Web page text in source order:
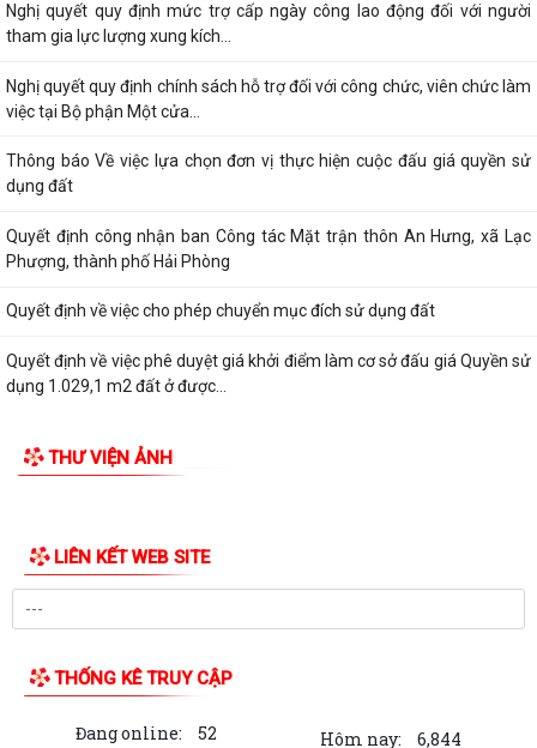
Nghị quyết quy định mức trợ cấp ngày công lao động đối với người
tham gia lực lượng xung kích...
Nghị quyết quy định chính sách hỗ trợ đối với công chức, viên chức làm
việc tại Bộ phận Một cửa...
Thông báo Về việc lựa chọn đơn vị thực hiện cuộc đấu giá quyền sử
dụng đất
Quyết định công nhận ban Công tác Mặt trận thôn An Hưng, xã Lạc
Phượng, thành phố Hải Phòng
Quyết định về việc cho phép chuyển mục đích sử dụng đất
Quyết định về việc phê duyệt giá khởi điểm làm cơ sở đấu giá Quyền sử
dụng 1.029,1 m2 đất ở được...
1.029,1 m2 đất ở được chia thành 12 lô...
Quyết định công nhận kết quả cho thôi làm Trưởng thôn Đoàn Khê
nhiệm kỳ 2024-2027
nhiệm kỳ 2024-2027
Quyết định công nhận kết quả cho thôi làm Trưởng thôn An Hộ nhiệm
THƯ VIỆN ẢNH